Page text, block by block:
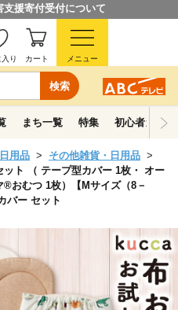
援寄付受付について
検索
り カート メニュー
まち一覧 特集 初心者ガイド
用品
その他雑貨・日用品
ト （ テープ型カバー 1枚・ オー
おむつ 1枚）【Mサイズ（8－
バー セット